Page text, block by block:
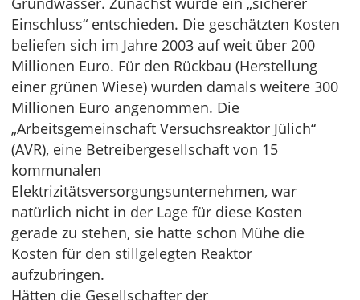
Einschluss“ entschieden. Die geschätzten Kosten
beliefen sich im Jahre 2003 auf weit über 200
Millionen Euro. Für den Rückbau (Herstellung
einer grünen Wiese) wurden damals weitere 300
Millionen Euro angenommen. Die
„Arbeitsgemeinschaft Versuchsreaktor Jülich“
(AVR), eine Betreibergesellschaft von 15
kommunalen
Elektrizitätsversorgungsunternehmen, war
natürlich nicht in der Lage für diese Kosten
gerade zu stehen, sie hatte schon Mühe die
Kosten für den stillgelegten Reaktor
aufzubringen.
Hätten die Gesellschafter der